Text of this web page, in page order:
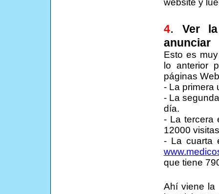
website y
4. Ver
anunciar
Esto es
lo anterior
páginas
- La primera
- La
día.
- La tercera
12000
- La cuarta
que tiene
Ahí viene la